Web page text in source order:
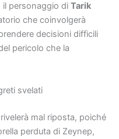
il personaggio di Tarik
che coinvolgerà
decisioni difficili
pericolo che la
svelati
mal riposta, poiché
perduta di Zeynep,